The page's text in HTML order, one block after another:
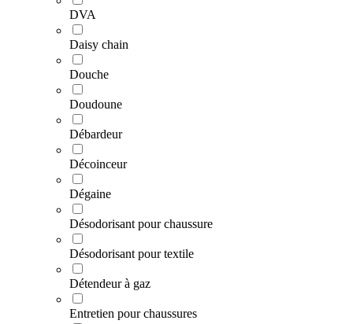
DVA
Daisy chain
Douche
Doudoune
Débardeur
Décoinceur
Dégaine
Désodorisant pour chaussure
Désodorisant pour textile
Détendeur à gaz
Entretien pour chaussures